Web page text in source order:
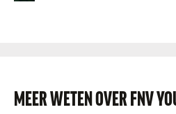
MEER WETEN OVER FNV